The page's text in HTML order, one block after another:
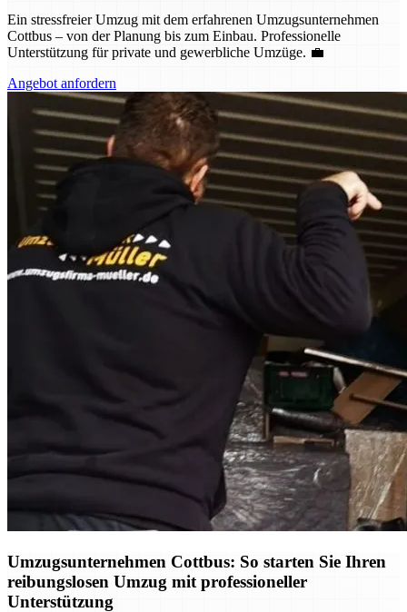
Ein stressfreier Umzug mit dem erfahrenen Umzugsunternehmen
Cottbus – von der Planung bis zum Einbau. Professionelle
Unterstützung für private und gewerbliche Umzüge. 💼
Angebot anfordern
Umzugsunternehmen Cottbus: So starten Sie Ihren
reibungslosen Umzug mit professioneller
Unterstützung